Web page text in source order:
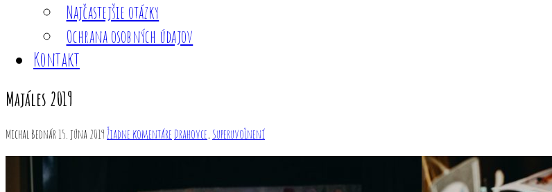
Najčastejšie otázky
Ochrana osobných údajov
Kontakt
Majáles 2019
Michal Bednár15. júna 2019 Žiadne komentáre Drahovce, Superuvoľnení